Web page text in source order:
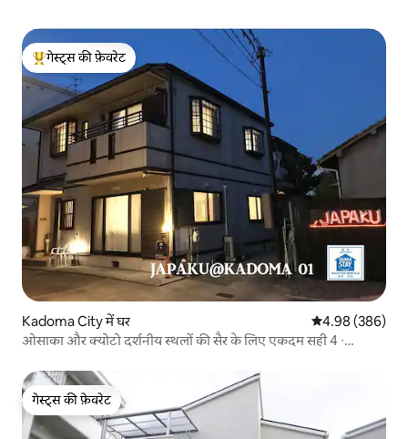
गेस्ट्स का टॉप फ़ेवरेट
गेस्ट्स की फ़ेवरेट
Kadoma City में घर औसत रेटिंग 5 में से
4.98 (386)
ओसाका और क्योटो दर्शनीय स्थलों की सैर के लिए एकदम सही 4 ∙
गेस्ट्स की फ़ेवरेट
गेस्ट्स की फ़ेवरेट